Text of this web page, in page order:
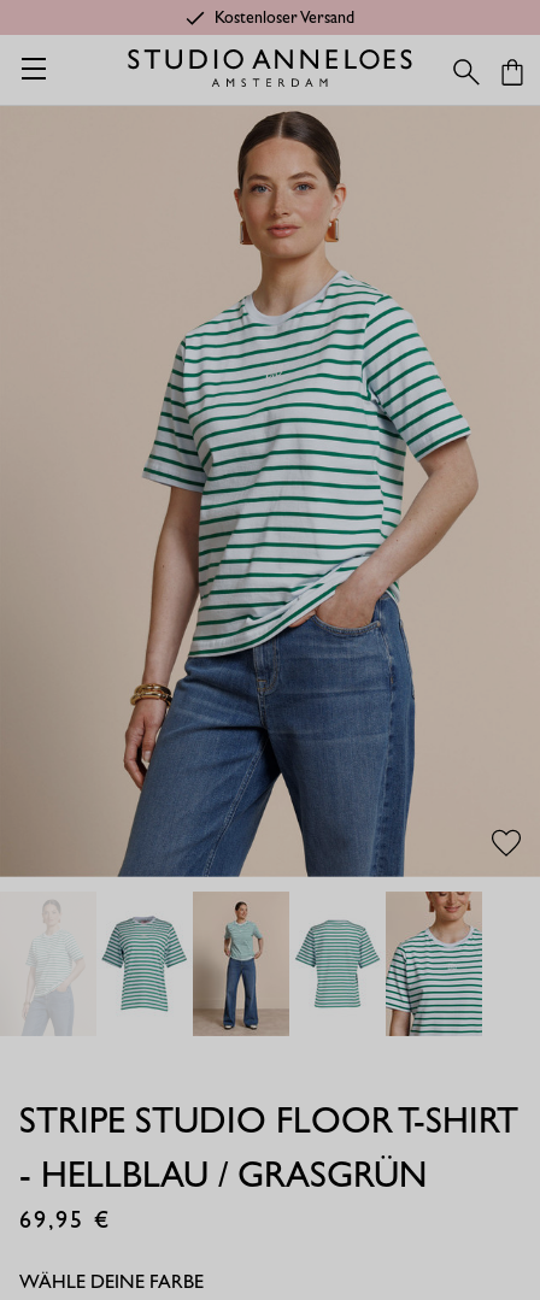
Kostenloser Versand
Startseite Ambitious gift Stripe studio floor t-shirt - hellblau /
STRIPE STUDIO FLOOR T-SHIRT
- HELLBLAU / GRASGRÜN
69,95
WÄHLE DEINE FARBE